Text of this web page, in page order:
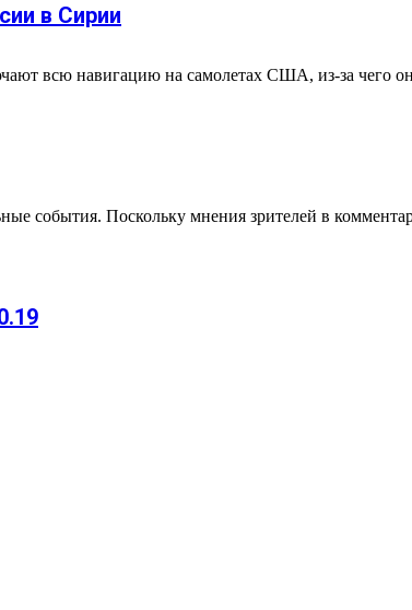
в Сирии
всю навигацию на самолетах США, из-за чего
события. Поскольку мнения зрителей в